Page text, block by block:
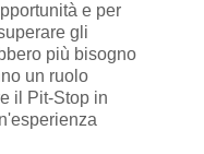
e per
gli
più bisogno
un ruolo
il Pit-Stop in